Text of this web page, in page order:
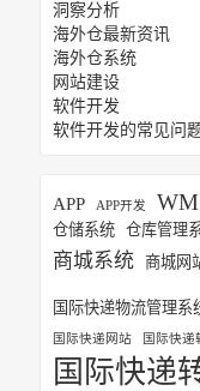
洞察分析
海外仓最新资讯
海外仓系统
网站建设
软件开发
软件开发的常见问
APP APP开发
仓储系统 仓库管理
商城系统 商城网
国际快递物流管理系
国际快递网站 国际快递
国际快递